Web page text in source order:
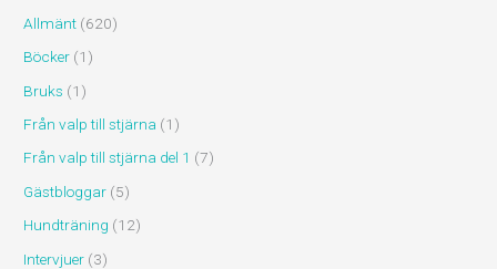
Allmänt (620)
Böcker (1)
Bruks (1)
Från valp till stjärna (1)
Från valp till stjärna del 1 (7)
Gästbloggar (5)
Hundträning (12)
Intervjuer (3)